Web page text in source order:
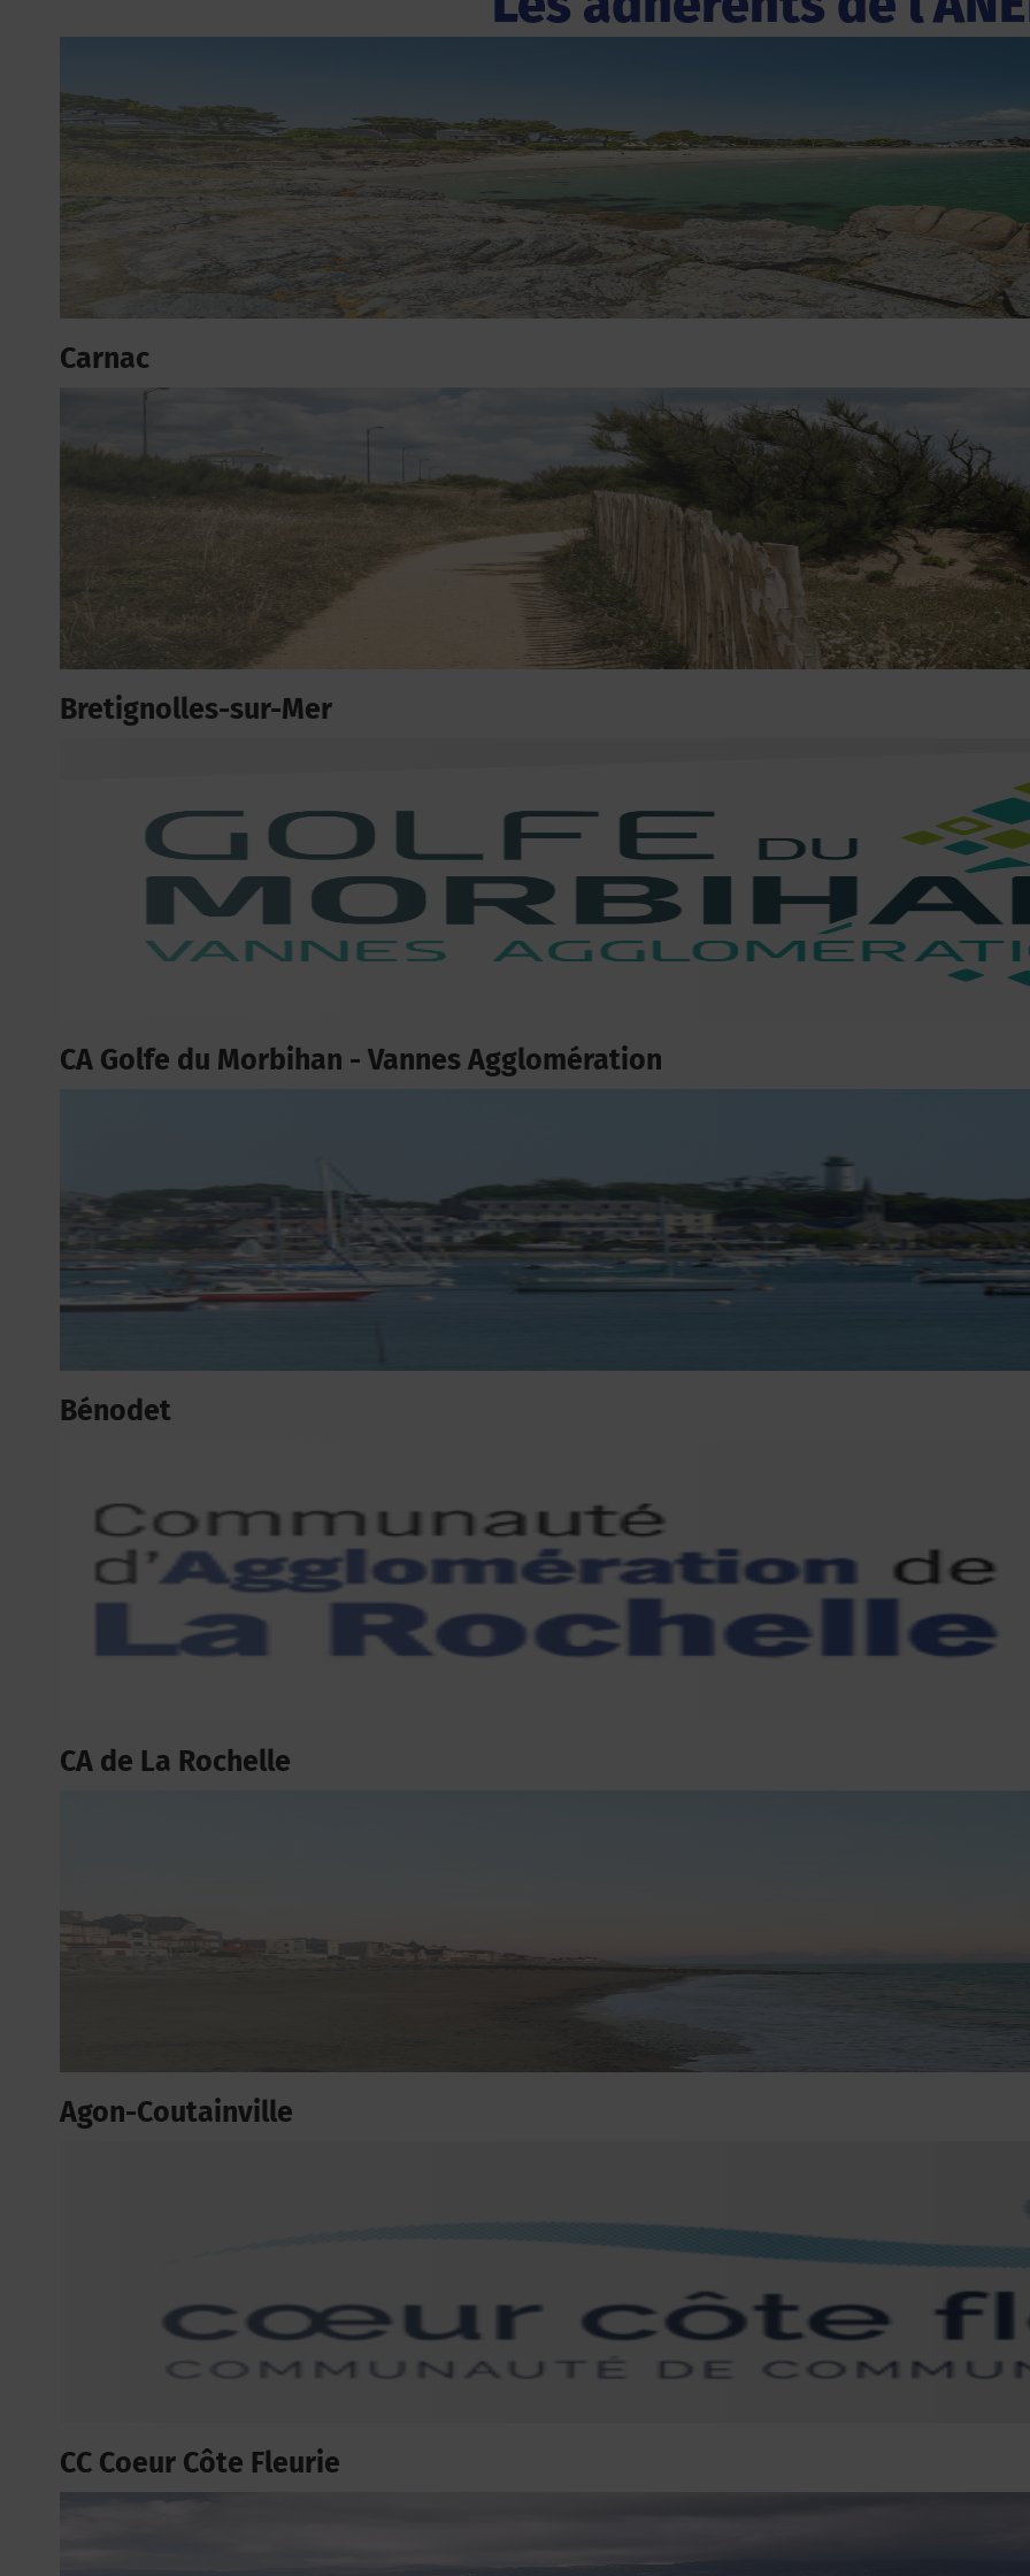
Carnac
Bretignolles-sur-Mer
CA Golfe du Morbihan - Vannes Agglomération
Bénodet
CA de La Rochelle
Agon-Coutainville
CC Coeur Côte Fleurie